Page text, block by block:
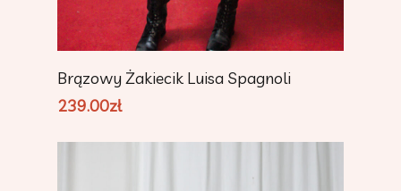
Add To Cart
Brązowy Żakiecik Luisa Spagnoli
239.00zł